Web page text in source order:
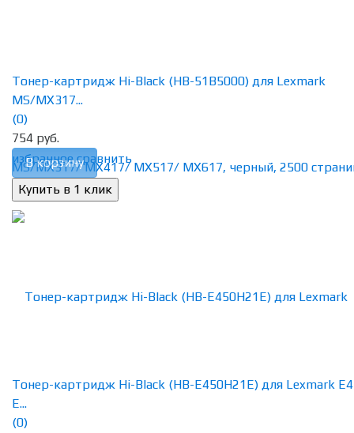
избранное сравнить
Тонер-картридж Hi-Black (HB-51B5000) для Lexmark
MS/MX317...
(0)
754 руб.
В корзину
Тонер-картридж Hi-Black (HB-E450H21E) для Lexmark
E...
(0)